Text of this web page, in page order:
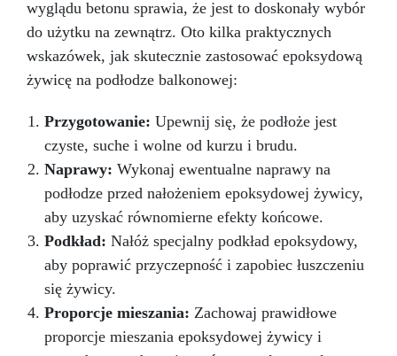
wyglądu betonu sprawia, że jest to doskonały wybór
do użytku na zewnątrz. Oto kilka praktycznych
wskazówek, jak skutecznie zastosować epoksydową
żywicę na podłodze balkonowej:
Przygotowanie: Upewnij się, że podłoże jest
czyste, suche i wolne od kurzu i brudu.
Naprawy: Wykonaj ewentualne naprawy na
podłodze przed nałożeniem epoksydowej żywicy,
aby uzyskać równomierne efekty końcowe.
Podkład: Nałóż specjalny podkład epoksydowy,
aby poprawić przyczepność i zapobiec łuszczeniu
się żywicy.
Proporcje mieszania: Zachowaj prawidłowe
proporcje mieszania epoksydowej żywicy i